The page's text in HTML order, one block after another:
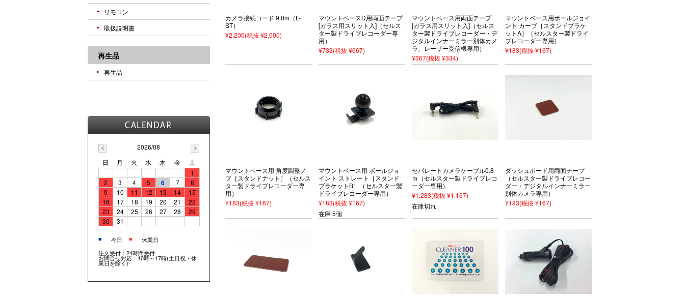
カメラ接続コード 9.0m（L-
ST）
¥2,200(税抜 ¥2,000)
マウントベースD用両面テープ
[ガラス用スリット入]（セルス
ター製ドライブレコーダー専
用）
¥733(税抜 ¥667)
マウントベース用両面テープ
[ガラス用スリット入]（セルス
ター製ドライブレコーダー・デ
ジタルインナーミラー別体カメ
ラ、レーザー受信機専用）
¥367(税抜 ¥334)
マウントベース用ボールジョイ
ント カーブ［スタンドブラケ
ットA］（セルスター製ドライ
ブレコーダー専用）
¥183(税抜 ¥167)
マウントベース用 角度調整ノ
ブ［スタンドナット］（セルス
ター製ドライブレコーダー専
用）
¥183(税抜 ¥167)
マウントベース用 ボールジョ
イント ストレート［スタンド
ブラケットB］（セルスター製
ドライブレコーダー専用）
¥183(税抜 ¥167)
在庫 5個
セパレートカメラケーブル0.8
ｍ（セルスター製ドライブレコ
ーダー専用）
¥1,283(税抜 ¥1,167)
在庫切れ
ダッシュボード用両面テープ
（セルスター製ドライブレコー
ダー・デジタルインナーミラー
別体カメラ専用）
¥183(税抜 ¥167)
リモコン
取扱説明書
再生品
再生品
2026/08
日
月 火 水 木 金
土
1
2
3 4 5 6 7
8
9
10 11 12 13 14
15
16
17 18 19 20 21
22
23
24 25 26 27 28
29
30
31
■ 今日 ■
休業日
注文受付：24時間受付
お問合せ対応：10時～17時(土日祝・休
業日を除く)